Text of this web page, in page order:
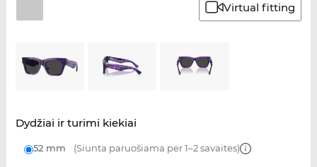
Virtual fitting
Dydžiai ir turimi kiekiai
52 mm (Siunta paruošiama per 1–2 savaites)